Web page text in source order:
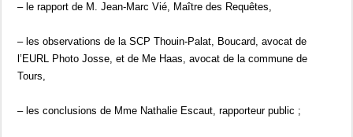
– le rapport de M. Jean-Marc Vié, Maître des Requêtes,
– les observations de la SCP Thouin-Palat, Boucard, avocat de
l’EURL Photo Josse, et de Me Haas, avocat de la commune de
Tours,
– les conclusions de Mme Nathalie Escaut, rapporteur public ;